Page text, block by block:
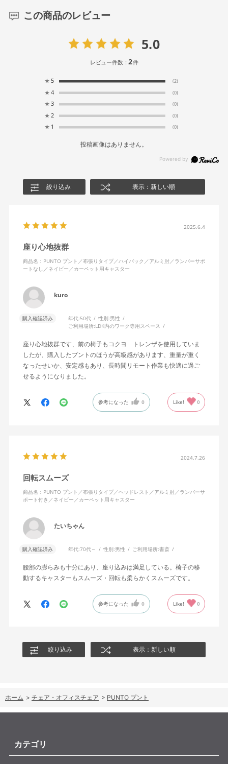
この商品のレビュー
5.0
レビュー件数：2件
★ 5 (2)
★ 4 (0)
★ 3 (0)
★ 2 (0)
★ 1 (0)
投稿画像はありません。
絞り込み 表示：新しい順
2025.6.4
座り心地抜群
商品名：PUNTO プント／布張りタイプ／ハイバック／アルミ肘／ランバーサポ
ートなし／ネイビー／カーペット用キャスター
kuro
購入確認済み 年代:50代 性別:男性
ご利用場所:LDK内のワーク専用スペース
座り心地抜群です、前の椅子もコクヨ トレンザを使用していま
したが、購入したプントのほうが高級感があります、重量が重く
なったせいか、安定感もあり、長時間リモート作業も快適に過ご
せるようになりました。
参考になった 0 Like! 0
2024.7.26
回転スムーズ
商品名：PUNTO プント／布張りタイプ／ヘッドレスト／アルミ肘／ランバーサ
ポート付き／ネイビー／カーペット用キャスター
たいちゃん
購入確認済み 年代:70代～ 性別:男性 ご利用場所:書斎
腰部の膨らみも十分にあり、座り込みは満足している。椅子の移
動するキャスターもスムーズ・回転も柔らかくスムーズです。
参考になった 0 Like! 0
絞り込み 表示：新しい順
ホーム > チェア・オフィスチェア > PUNTO プント
カテゴリ